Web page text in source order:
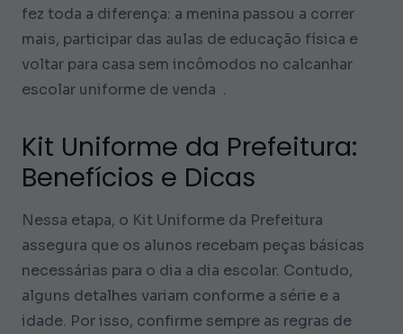
fez toda a diferença: a menina passou a correr
mais, participar das aulas de educação física e
voltar para casa sem incômodos no calcanhar
escolar uniforme de venda .
Kit Uniforme da Prefeitura:
Benefícios e Dicas
Nessa etapa, o Kit Uniforme da Prefeitura
assegura que os alunos recebam peças básicas
necessárias para o dia a dia escolar. Contudo,
alguns detalhes variam conforme a série e a
idade. Por isso, confirme sempre as regras de